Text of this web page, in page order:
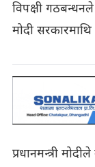
विपक्षी
मोदी
प्रधानमन्त्री